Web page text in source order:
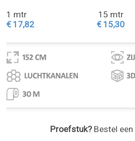
1 mtr
€ 17,82
15 mtr
€ 15,30
Proefstuk?Bestel een